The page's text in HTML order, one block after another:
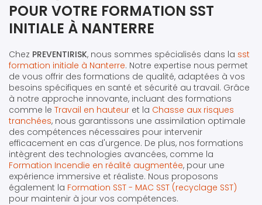
POUR VOTRE FORMATION SST
INITIALE À NANTERRE
Chez PREVENTIRISK, nous sommes spécialisés dans la sst
formation initiale à Nanterre. Notre expertise nous permet
de vous offrir des formations de qualité, adaptées à vos
besoins spécifiques en santé et sécurité au travail. Grâce
à notre approche innovante, incluant des formations
comme le Travail en hauteur et la Chasse aux risques
tranchées, nous garantissons une assimilation optimale
des compétences nécessaires pour intervenir
efficacement en cas d'urgence. De plus, nos formations
intègrent des technologies avancées, comme la
Formation Incendie en réalité augmentée, pour une
expérience immersive et réaliste. Nous proposons
également la Formation SST - MAC SST (recyclage SST)
pour maintenir à jour vos compétences.